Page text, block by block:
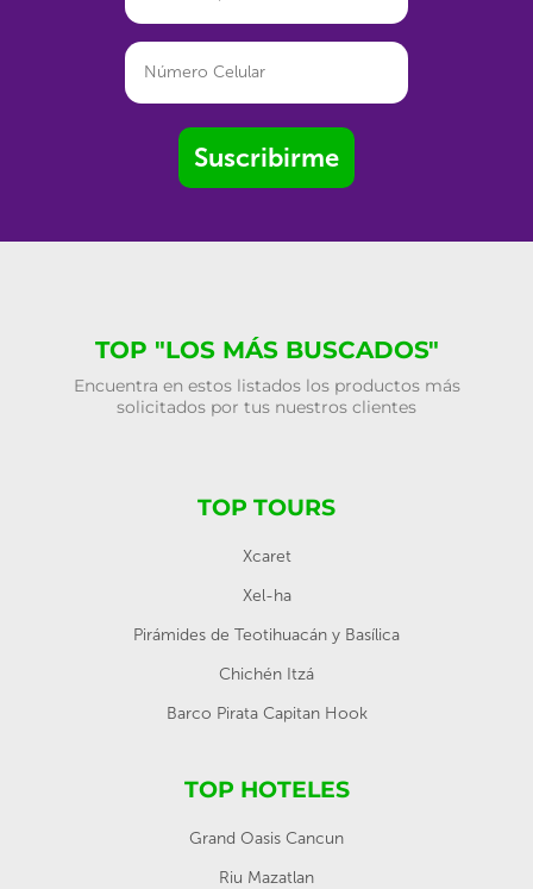
Suscribirme
TOP "LOS MÁS BUSCADOS"
Encuentra en estos listados los productos más
solicitados por tus nuestros clientes
TOP TOURS
Xcaret
Xel-ha
Pirámides de Teotihuacán y Basílica
Chichén Itzá
Barco Pirata Capitan Hook
TOP HOTELES
Grand Oasis Cancun
Riu Mazatlan